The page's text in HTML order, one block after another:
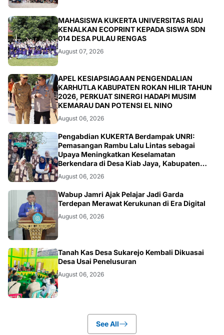
ARTIKEL
MAHASISWA KUKERTA UNIVERSITAS RIAU
KENALKAN ECOPRINT KEPADA SISWA SDN
014 DESA PULAU RENGAS
August 07, 2026
BERITA
APEL KESIAPSIAGAAN PENGENDALIAN
KARHUTLA KABUPATEN ROKAN HILIR TAHUN
2026, PERKUAT SINERGI HADAPI MUSIM
KEMARAU DAN POTENSI EL NINO
August 06, 2026
ARTIKEL
Pengabdian KUKERTA Berdampak UNRI:
Pemasangan Rambu Lalu Lintas sebagai
Upaya Meningkatkan Keselamatan
Berkendara di Desa Kiab Jaya, Kabupaten
Pelalawan
August 06, 2026
Wabup Jamri Ajak Pelajar Jadi Garda
Terdepan Merawat Kerukunan di Era Digital
August 06, 2026
BANGKO
Tanah Kas Desa Sukarejo Kembali Dikuasai
Desa Usai Penelusuran
August 06, 2026
See All